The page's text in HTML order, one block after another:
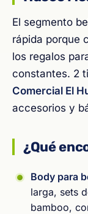
El segmento
rápida porque
los regalos
constantes. 2
Comercial El
accesorios y
¿Qué
Body para
larga, sets
bamboo,